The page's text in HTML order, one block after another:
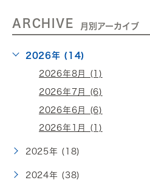
ARCHIVE 月別アーカイブ
2026年 (14)
2026年8月 (1)
2026年7月 (6)
2026年6月 (6)
2026年1月 (1)
2025年 (18)
2024年 (38)